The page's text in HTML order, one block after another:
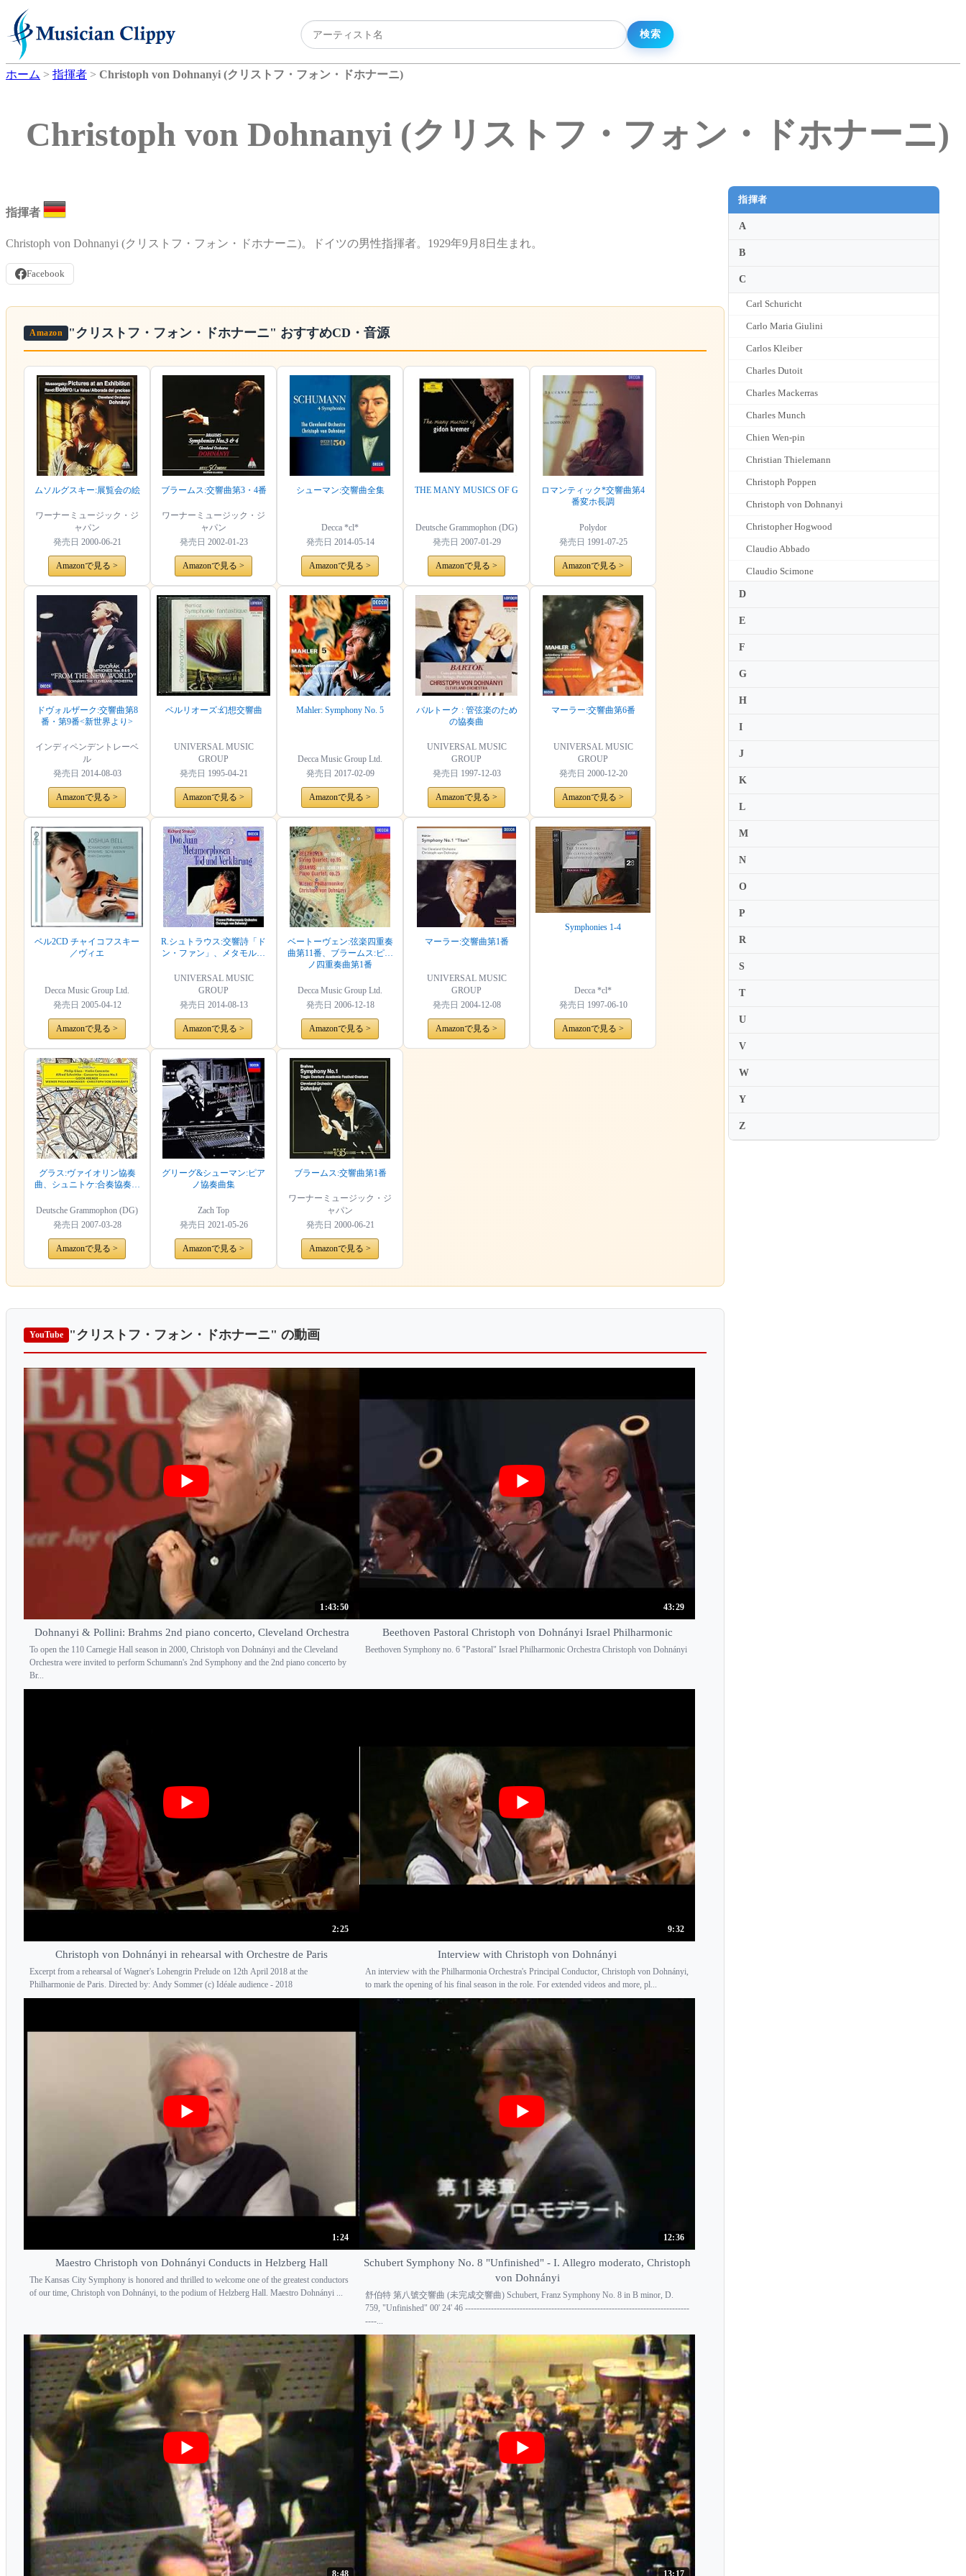
ホーム > 指揮者 > Christoph von Dohnanyi (クリストフ・フォン・ドホナーニ)
Christoph von Dohnanyi (クリストフ・フォン・ドホナーニ)
指揮者
Christoph von Dohnanyi (クリストフ・フォン・ドホナーニ)。ドイツの男性指揮者。1929年9月8日生まれ。
Facebook
Amazon "クリストフ・フォン・ドホナーニ" おすすめCD・音源
ムソルグスキー:展覧会の絵
ワーナーミュージック・ジ
ャパン
発売日 2000-06-21
Amazonで見る >
ブラームス:交響曲第3・4番
ワーナーミュージック・ジ
ャパン
発売日 2002-01-23
Amazonで見る >
シューマン:交響曲全集
Decca *cl*
発売日 2014-05-14
Amazonで見る >
THE MANY MUSICS OF G
Deutsche Grammophon (DG)
発売日 2007-01-29
Amazonで見る >
ロマンティック*交響曲第4
番変ホ長調
Polydor
発売日 1991-07-25
Amazonで見る >
ドヴォルザーク:交響曲第8
番・第9番<新世界より>
インディペンデントレーベ
ル
発売日 2014-08-03
Amazonで見る >
ベルリオーズ:幻想交響曲
UNIVERSAL MUSIC
GROUP
発売日 1995-04-21
Amazonで見る >
Mahler: Symphony No. 5
Decca Music Group Ltd.
発売日 2017-02-09
Amazonで見る >
バルトーク : 管弦楽のため
の協奏曲
UNIVERSAL MUSIC
GROUP
発売日 1997-12-03
Amazonで見る >
マーラー:交響曲第6番
UNIVERSAL MUSIC
GROUP
発売日 2000-12-20
Amazonで見る >
ベル2CD チャイコフスキー
／ヴィエ
Decca Music Group Ltd.
発売日 2005-04-12
Amazonで見る >
R.シュトラウス:交響詩「ド
ン・ファン」、メタモルフ
容」
UNIVERSAL MUSIC
GROUP
発売日 2014-08-13
Amazonで見る >
ベートーヴェン:弦楽四重奏
曲第11番、ブラームス:ピア
ノ四重奏曲第1番
Decca Music Group Ltd.
発売日 2006-12-18
Amazonで見る >
マーラー:交響曲第1番
UNIVERSAL MUSIC
GROUP
発売日 2004-12-08
Amazonで見る >
Symphonies 1-4
Decca *cl*
発売日 1997-06-10
Amazonで見る >
グラス:ヴァイオリン協奏
曲、シュニトケ:合奏協奏曲
Deutsche Grammophon (DG)
発売日 2007-03-28
Amazonで見る >
グリーグ&シューマン:ピア
ノ協奏曲集
Zach Top
発売日 2021-05-26
Amazonで見る >
ブラームス:交響曲第1番
ワーナーミュージック・ジ
ャパン
発売日 2000-06-21
Amazonで見る >
YouTube "クリストフ・フォン・ドホナーニ" の動画
1:43:50
Dohnanyi & Pollini: Brahms 2nd piano concerto, Cleveland Orchestra
To open the 110 Carnegie Hall season in 2000, Christoph von Dohnányi and the Cleveland
Orchestra were invited to perform Schumann's 2nd Symphony and the 2nd piano concerto by
Br...
43:29
Beethoven Pastoral Christoph von Dohnányi Israel Philharmonic
Beethoven Symphony no. 6 "Pastoral" Israel Philharmonic Orchestra Christoph von Dohnányi
2:25
Christoph von Dohnányi in rehearsal with Orchestre de Paris
Excerpt from a rehearsal of Wagner's Lohengrin Prelude on 12th April 2018 at the
Philharmonie de Paris. Directed by: Andy Sommer (c) Idéale audience - 2018
9:32
Interview with Christoph von Dohnányi
An interview with the Philharmonia Orchestra's Principal Conductor, Christoph von Dohnányi,
to mark the opening of his final season in the role. For extended videos and more, pl...
1:24
Maestro Christoph von Dohnányi Conducts in Helzberg Hall
The Kansas City Symphony is honored and thrilled to welcome one of the greatest conductors
of our time, Christoph von Dohnányi, to the podium of Helzberg Hall. Maestro Dohnányi ...
12:36
Schubert Symphony No. 8 "Unfinished" - I. Allegro moderato, Christoph
von Dohnányi
舒伯特 第八號交響曲 (未完成交響曲) Schubert, Franz Symphony No. 8 in B minor, D.
759, "Unfinished" 00' 24' 46 ------------------------------------------------------------------------------
----...
8:48 13:17
指揮者
A
B
C
Carl Schuricht
Carlo Maria Giulini
Carlos Kleiber
Charles Dutoit
Charles Mackerras
Charles Munch
Chien Wen-pin
Christian Thielemann
Christoph Poppen
Christoph von Dohnanyi
Christopher Hogwood
Claudio Abbado
Claudio Scimone
D
E
F
G
H
I
J
K
L
M
N
O
P
R
S
T
U
V
W
Y
Z